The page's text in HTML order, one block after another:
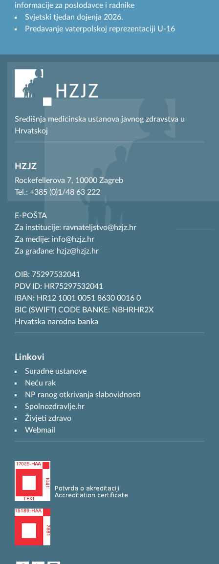
informacije za poslodavce i radnike
Svjetski tjedan dojenja 2026.
Predavanje vaterpolskoj reprezentaciji U-16
Središnja medicinska ustanova javnog zdravstva u
Hrvatskoj
HZJZ
Rockefellerova 7, 10000 Zagreb
Tel.: +385 (0)1/48 63 222
E-POŠTA
Za institucije: ravnateljstvo@hzjz.hr
Za medije: info@hzjz.hr
Za građane: hzjz@hzjz.hr
OIB: 75297532041
PDV ID: HR75297532041
IBAN: HR12 1001 0051 8630 0016 0
BIC (SWIFT) CODE BANKE: NBHRHR2X
Hrvatska narodna banka
Linkovi
Suradne ustanove
Neću rak
NP ranog otkrivanja slabovidnosti
Spolnozdravlje.hr
Živjeti zdravo
Webmail